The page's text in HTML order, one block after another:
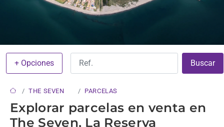
+ Opciones Buscar
THE SEVEN PARCELAS
Explorar parcelas en venta en
The Seven, La Reserva